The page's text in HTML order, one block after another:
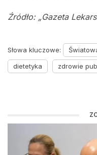
Źródło: „Gazeta
Słowa kluczowe:
dietetyka
zdrowie